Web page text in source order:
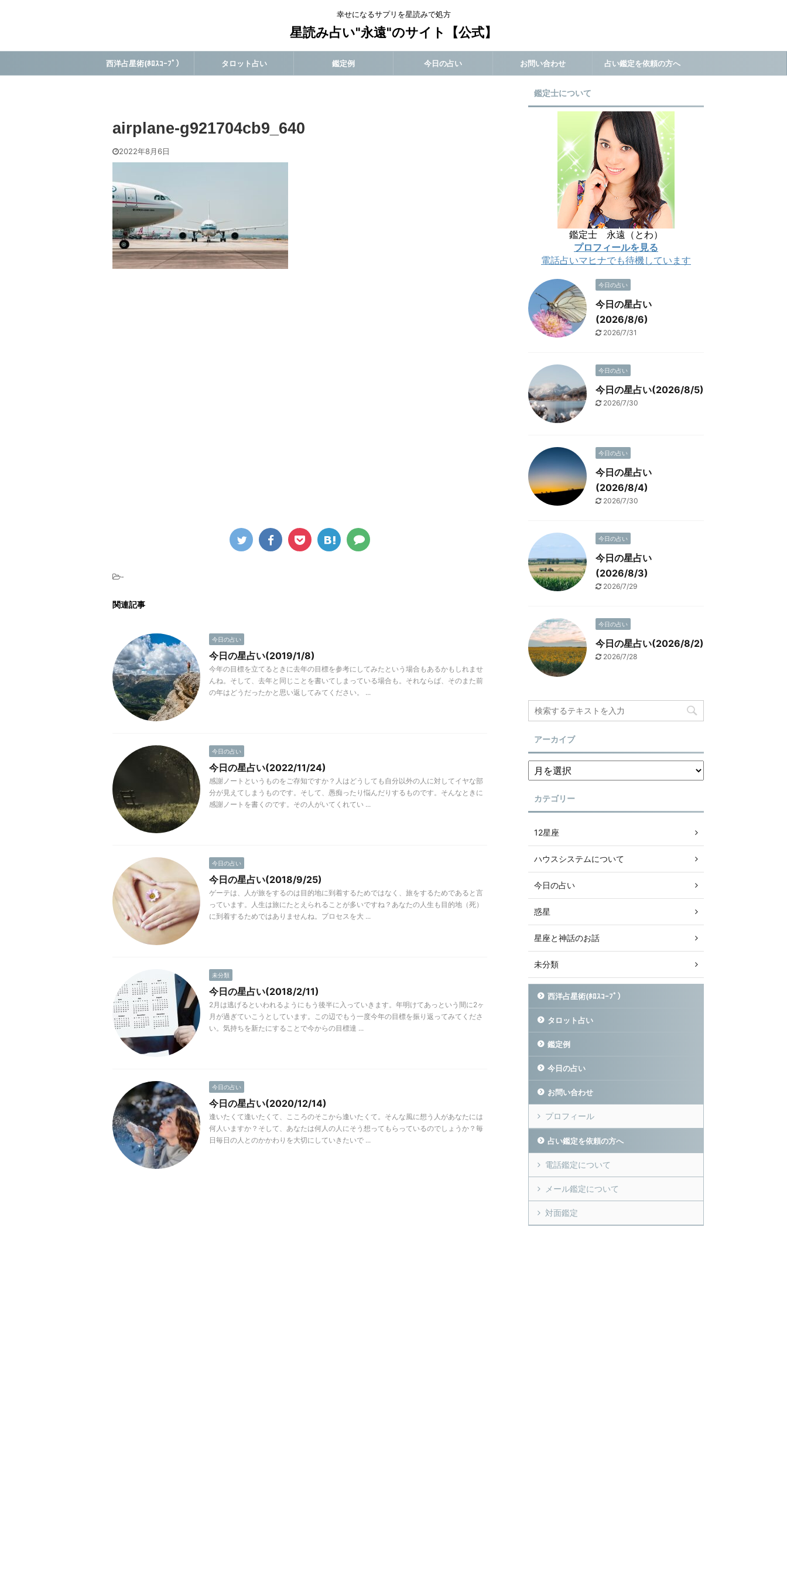
幸せになるサプリを星読みで処方
星読み占い"永遠"のサイト【公式】
西洋占星術(ﾎﾛｽｺｰﾌﾟ） タロット占い 鑑定例 今日の占い お問い合わせ 占い鑑定を依頼の方へ
airplane-g921704cb9_640
2022年8月6日
-
関連記事
今日の占い
今日の星占い(2019/1/8)
今年の目標を立てるときに去年の目標を参考にしてみたという場合もあるかもしれませ
んね。そして、去年と同じことを書いてしまっている場合も。それならば、そのまた前
の年はどうだったかと思い返してみてください。 ...
今日の占い
今日の星占い(2022/11/24)
感謝ノートというものをご存知ですか？人はどうしても自分以外の人に対してイヤな部
分が見えてしまうものです。そして、愚痴ったり悩んだりするものです。そんなときに
感謝ノートを書くのです。その人がいてくれてい ...
今日の占い
今日の星占い(2018/9/25)
ゲーテは、人が旅をするのは目的地に到着するためではなく、旅をするためであると言
っています。人生は旅にたとえられることが多いですね？あなたの人生も目的地（死）
に到着するためではありませんね。プロセスを大 ...
未分類
今日の星占い(2018/2/11)
2月は逃げるといわれるようにもう後半に入っていきます。年明けてあっという間に2ヶ
月が過ぎていこうとしています。この辺でもう一度今年の目標を振り返ってみてくださ
い。気持ちを新たにすることで今からの目標達 ...
今日の占い
今日の星占い(2020/12/14)
逢いたくて逢いたくて、こころのそこから逢いたくて。そんな風に想う人があなたには
何人いますか？そして、あなたは何人の人にそう想ってもらっているのでしょうか？毎
日毎日の人とのかかわりを大切にしていきたいで ...
鑑定士について
鑑定士 永遠（とわ）
プロフィールを見る
電話占いマヒナでも待機しています
今日の占い
今日の星占い
(2026/8/6)
2026/7/31
今日の占い
今日の星占い(2026/8/5)
2026/7/30
今日の占い
今日の星占い
(2026/8/4)
2026/7/30
今日の占い
今日の星占い
(2026/8/3)
2026/7/29
今日の占い
今日の星占い(2026/8/2)
2026/7/28
アーカイブ
カテゴリー
12星座
ハウスシステムについて
今日の占い
惑星
星座と神話のお話
未分類
西洋占星術(ﾎﾛｽｺｰﾌﾟ）
タロット占い
鑑定例
今日の占い
お問い合わせ
プロフィール
占い鑑定を依頼の方へ
電話鑑定について
メール鑑定について
対面鑑定